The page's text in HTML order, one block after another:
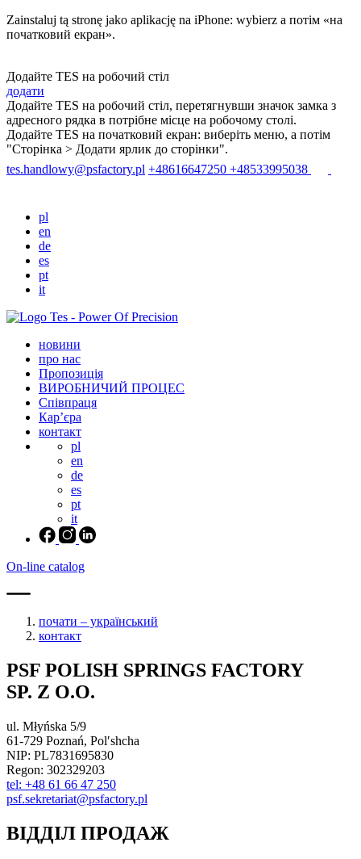
Zainstaluj tą stronę jako aplikację na iPhone: wybierz a потім «на
початковий екран».
Додайте TES на робочий стіл
додати
Додайте ТЕS на робочий стіл, перетягнувши значок замка з
адресного рядка в потрібне місце на робочому столі.
Додайте TES на початковий екран: виберіть меню, а потім
"Сторінка > Додати ярлик до сторінки".
tes.handlowy@psfactory.pl +48616647250 +48533995038
pl
en
de
es
pt
it
новини
про нас
Пропозиція
ВИРОБНИЧИЙ ПРОЦЕС
Співпраця
Кар’єра
контакт
pl
en
de
es
pt
it
On-line catalog
почати – український
контакт
PSF POLISH SPRINGS FACTORY
SP. Z O.O.
ul. Młyńska 5/9
61-729 Poznań, Polʹshcha
NIP: PL7831695830
Regon: 302329203
tel: +48 61 66 47 250
psf.sekretariat@psfactory.pl
ВІДДІЛ ПРОДАЖ